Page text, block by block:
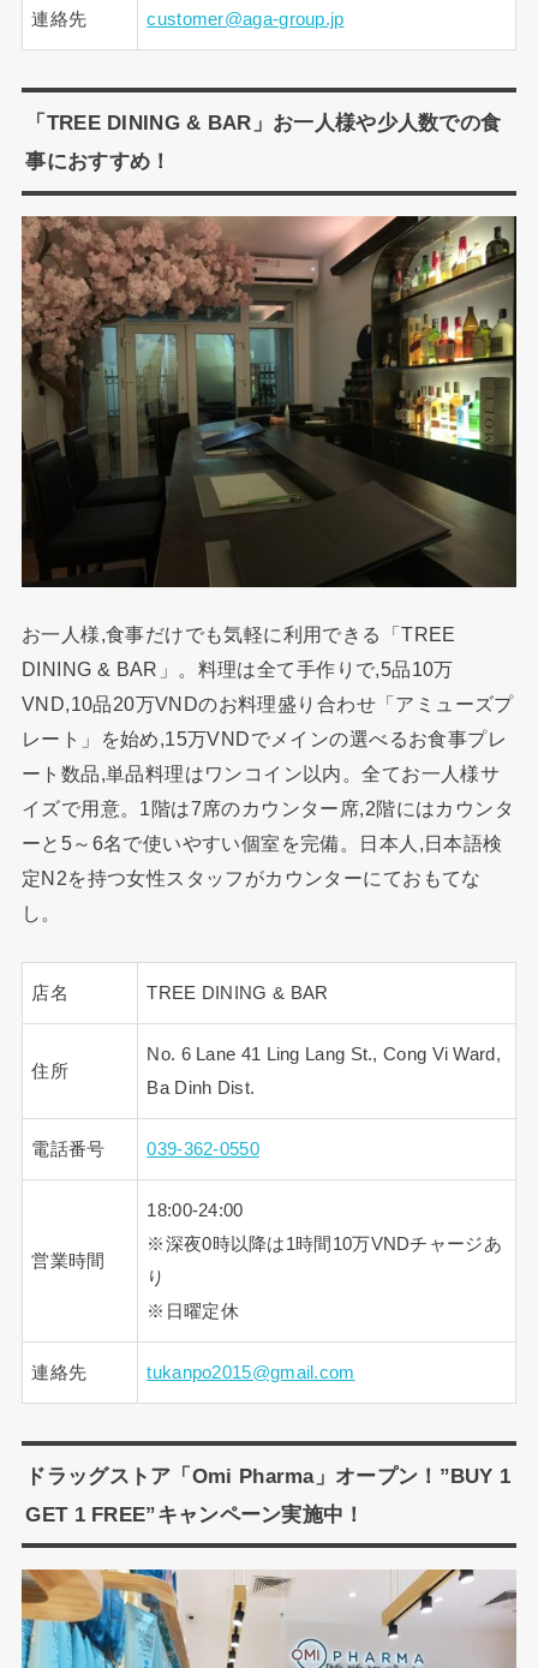
連絡先 customer@aga-group.jp
「TREE DINING & BAR」お一人様や少人数での食
事におすすめ！
お一人様,食事だけでも気軽に利用できる「TREE
DINING & BAR」。料理は全て手作りで,5品10万
VND,10品20万VNDのお料理盛り合わせ「アミューズプ
レート」を始め,15万VNDでメインの選べるお食事プレ
ート数品,単品料理はワンコイン以内。全てお一人様サ
イズで用意。1階は7席のカウンター席,2階にはカウンタ
ーと5～6名で使いやすい個室を完備。日本人,日本語検
定N2を持つ女性スタッフがカウンターにておもてな
し。
店名 TREE DINING & BAR
住所
No. 6 Lane 41 Ling Lang St., Cong Vi Ward,
Ba Dinh Dist.
電話番号 039-362-0550
営業時間
18:00-24:00
※深夜0時以降は1時間10万VNDチャージあ
り
※日曜定休
連絡先 tukanpo2015@gmail.com
ドラッグストア「Omi Pharma」オープン！”BUY 1
GET 1 FREE”キャンペーン実施中！